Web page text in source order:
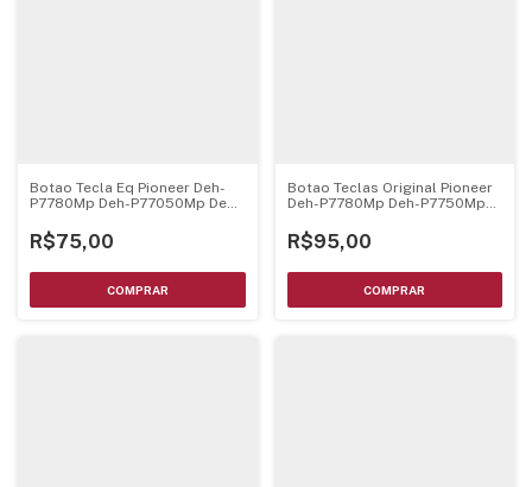
Botao Tecla Eq Pioneer Deh-
P7780Mp Deh-P77050Mp Deh-
R$75,00
Botao Teclas Original Pioneer
Deh-P7780Mp Deh-P7750Mp
R$95,00